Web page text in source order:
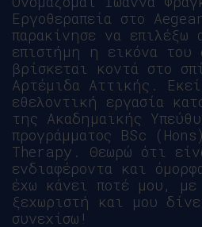
Εργοθεραπεία στο
παρακίνησε να επιλέξω
επιστήμη η εικόνα του
βρίσκεται κοντά στο
Αρτέμιδα Αττικής.
εθελοντική εργασία
της Ακαδημαϊκής
προγράμματος BSc
Therapy. Θεωρώ ότι
ενδιαφέροντα και
έχω κάνει ποτέ μου,
ξεχωριστή και μου
συνεχίσω!